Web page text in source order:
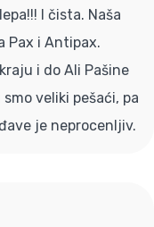
I čista. Naša
Pax i Antipax.
i do Ali Pašine
veliki pešaći, pa
je neprocenljiv.